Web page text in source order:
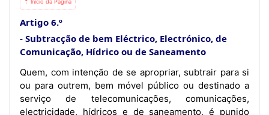
Artigo 6.º
Subtracção de bem Eléctrico, Electrónico, de
Comunicação, Hídrico ou de Saneamento
Quem, com intenção de se apropriar, subtrair para si
ou para outrem, bem móvel público ou destinado a
serviço de telecomunicações, comunicações,
electricidade, hídricos e de saneamento, é punido